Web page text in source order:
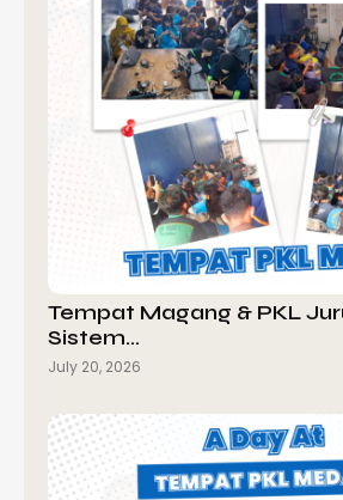
Tempat Magang & PKL
Sistem…
July 20, 2026